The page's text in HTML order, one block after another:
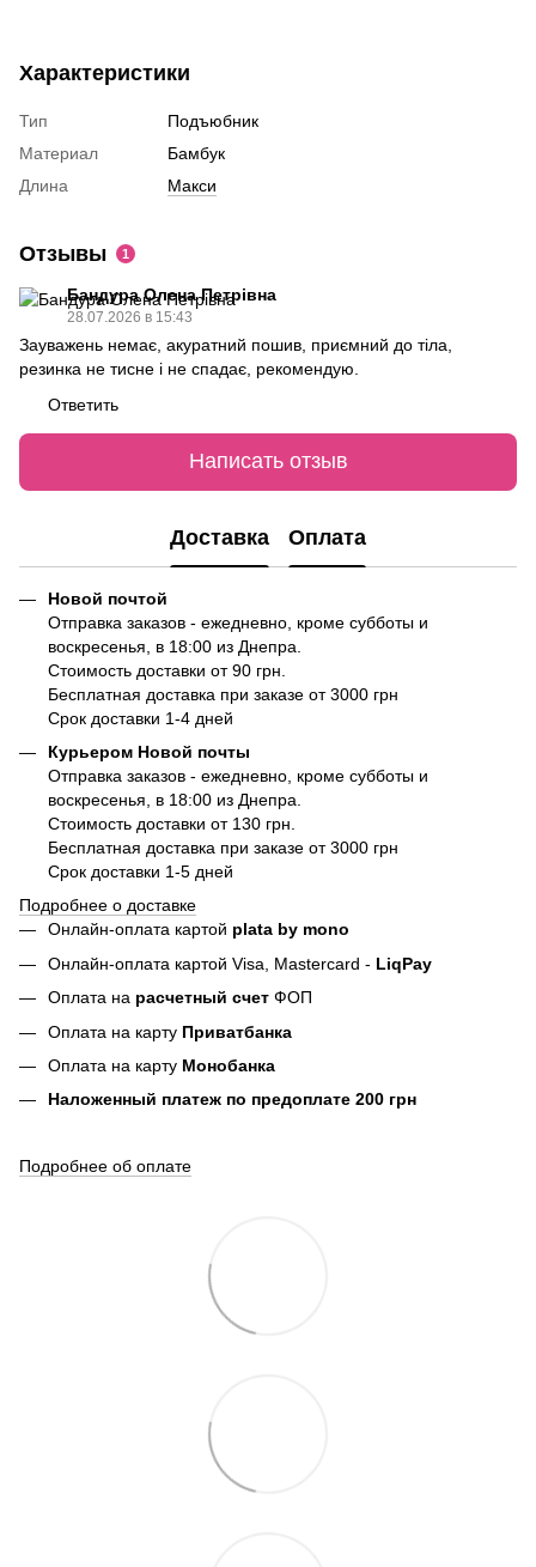
Характеристики
Тип
Подъюбник
Материал
Бамбук
Длина
Макси
Отзывы 1
Бандура Олена Петрівна
28.07.2026 в 15:43
Зауважень немає, акуратний пошив, приємний до тіла,
резинка не тисне і не спадає, рекомендую.
Ответить
Написать отзыв
Доставка Оплата
Новой почтой
Отправка заказов - ежедневно, кроме субботы и
воскресенья, в 18:00 из Днепра.
Стоимость доставки от 90 грн.
Бесплатная доставка при заказе от 3000 грн
Срок доставки 1-4 дней
Курьером Новой почты
Отправка заказов - ежедневно, кроме субботы и
воскресенья, в 18:00 из Днепра.
Стоимость доставки от 130 грн.
Бесплатная доставка при заказе от 3000 грн
Срок доставки 1-5 дней
Подробнее о доставке
Онлайн-оплата картой plata by mono
Онлайн-оплата картой Visa, Mastercard - LiqPay
Оплата на расчетный счет ФОП
Оплата на карту Приватбанка
Оплата на карту Монобанка
Наложенный платеж по предоплате 200 грн
Подробнее об оплате